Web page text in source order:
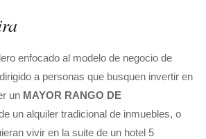
enfocado al modelo de negocio de
a personas que busquen invertir en
un MAYOR RANGO DE
un alquiler tradicional de inmuebles, o
vivir en la suite de un hotel 5